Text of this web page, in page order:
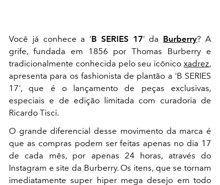
Você já conhece a 'B SERIES 17' da Burberry? A
grife, fundada em 1856 por Thomas Burberry e
tradicionalmente conhecida pelo seu icônico xadrez,
apresenta para os fashionista de plantão a 'B SERIES
17', que é o lançamento de peças exclusivas,
especiais e de edição limitada com curadoria de
Ricardo Tisci.
O grande diferencial desse movimento da marca é
que as compras podem ser feitas apenas no dia 17
de cada mês, por apenas 24 horas, através do
Instagram e site da Burberry. Os itens, que se tornam
imediatamente super hiper mega desejo em todo